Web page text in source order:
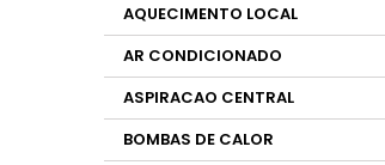
AQUECIMENTO LOCAL
AR CONDICIONADO
ASPIRACAO CENTRAL
BOMBAS DE CALOR